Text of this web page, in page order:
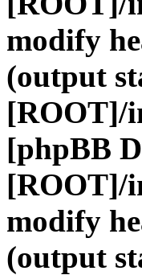
modify
(output
[ROOT]/
[phpBB
[ROOT]/
modify
(output